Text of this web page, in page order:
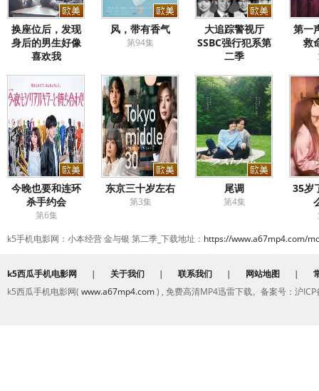
换座位后，发现
身后的男生好像
喜欢我
风，带有香气
第94集
大追踪警视厅
SSBC强行犯系第
二季
第一
救
今晚也要和连环
杀手约会
第6集
东京三十岁左右
第3集
尾调
第4集
35岁
k5手机电影网：小本经营 金与银 第二季_下载地址： https://www.a67mp4.com/
k5西瓜手机电影网 | 关于我们 | 联系我们 | 网站地图 |
k5西瓜手机电影网( www.a67mp4.com) , 免费高清MP4迅雷下载。备案号：沪